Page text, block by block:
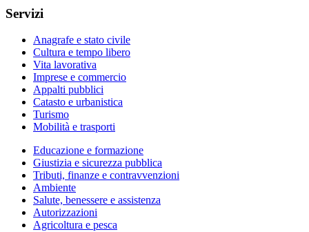
Servizi
Anagrafe e stato civile
Cultura e tempo libero
Vita lavorativa
Imprese e commercio
Appalti pubblici
Catasto e urbanistica
Turismo
Mobilità e trasporti
Educazione e formazione
Giustizia e sicurezza pubblica
Tributi, finanze e contravvenzioni
Ambiente
Salute, benessere e assistenza
Autorizzazioni
Agricoltura e pesca